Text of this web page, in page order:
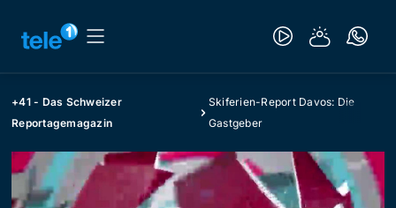
+41 - Das Schweizer
Reportagemagazin
Skiferien-Report Davos: Die
Gastgeber